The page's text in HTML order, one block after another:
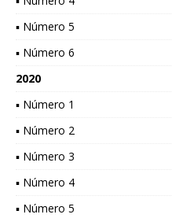
▪ Número 5
▪ Número 6
2020
▪ Número 1
▪ Número 2
▪ Número 3
▪ Número 4
▪ Número 5